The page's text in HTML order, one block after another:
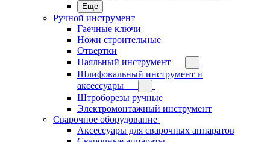
Еще
Ручной инструмент
Гаечные ключи
Ножи строительные
Отвертки
Паяльный инструмент
Шлифовальный инструмент и
аксессуары
Штроборезы ручные
Электромонтажный инструмент
Сварочное оборудование
Аксессуары для сварочных аппаратов